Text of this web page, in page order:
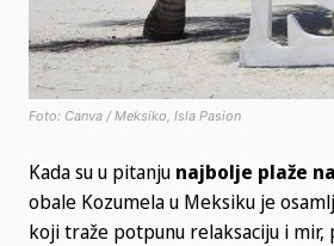
Foto: Canva / Meksiko, Isla Pasion
Kada su u pitanju najbolje plaže
obale Kozumela u Meksiku je
koji traže potpunu relaksaciju i